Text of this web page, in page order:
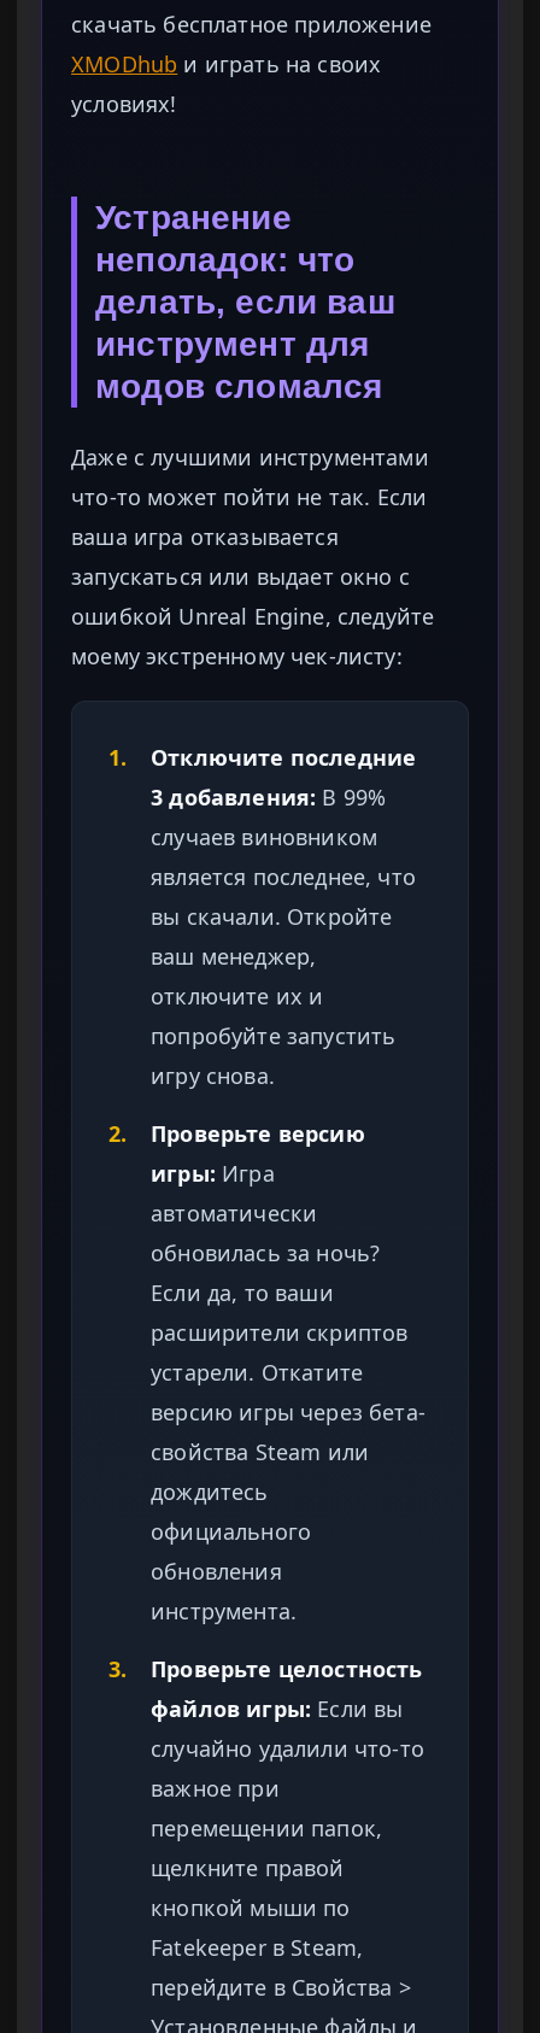
скачать бесплатное приложение
XMODhub и играть на своих
условиях!
Устранение
неполадок: что
делать, если ваш
инструмент для
модов сломался
Даже с лучшими инструментами
что-то может пойти не так. Если
ваша игра отказывается
запускаться или выдает окно с
ошибкой Unreal Engine, следуйте
моему экстренному чек-листу:
1.
Отключите последние
3 добавления: В 99%
случаев виновником
является последнее, что
вы скачали. Откройте
ваш менеджер,
отключите их и
попробуйте запустить
игру снова.
2.
Проверьте версию
игры: Игра
автоматически
обновилась за ночь?
Если да, то ваши
расширители скриптов
устарели. Откатите
версию игры через бета-
свойства Steam или
дождитесь
официального
обновления
инструмента.
3.
Проверьте целостность
файлов игры: Если вы
случайно удалили что-то
важное при
перемещении папок,
щелкните правой
кнопкой мыши по
Fatekeeper в Steam,
перейдите в Свойства >
Установленные файлы и